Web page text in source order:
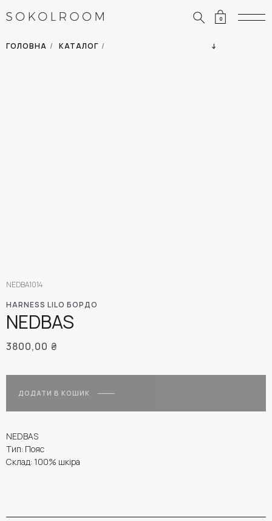
0
ГОЛОВНА / КАТАЛОГ /
HARNESS LILO БОРДО
NEDBAS
NEDBA1014
3800,00 ₴
ДОДАТИ В КОШИК
NEDBAS
Тип: Пояс
Склад: 100% шкіра